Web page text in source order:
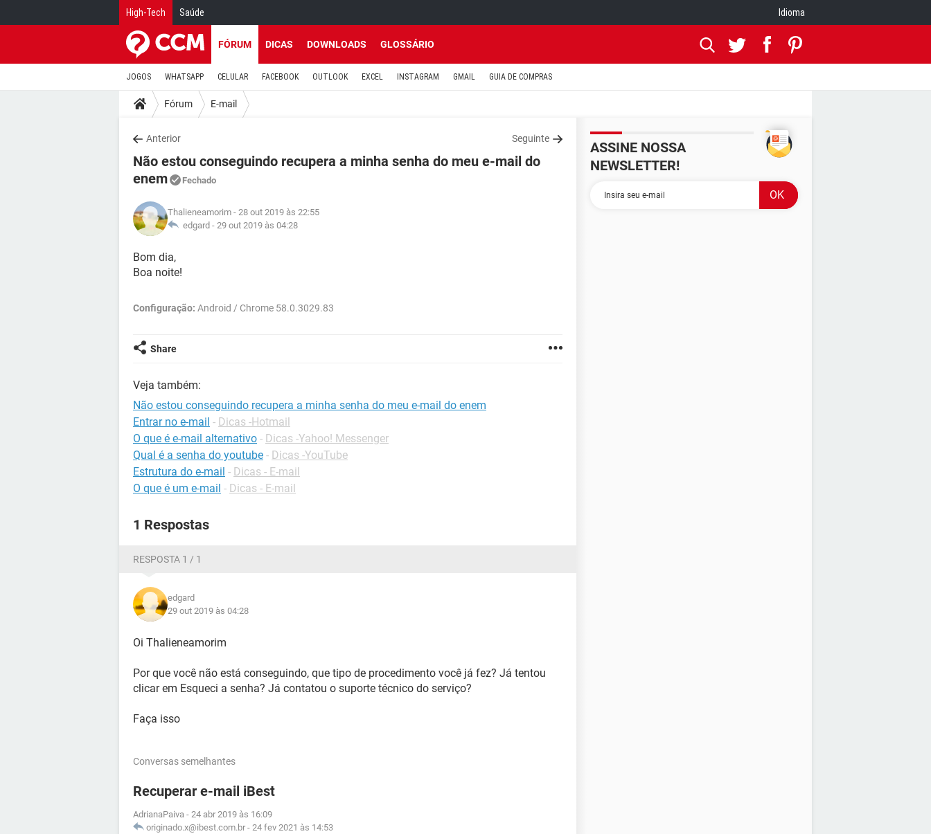
High-Tech Saúde Idioma
FÓRUM DICAS DOWNLOADS GLOSSÁRIO
JOGOS WHATSAPP CELULAR FACEBOOK OUTLOOK EXCEL INSTAGRAM GMAIL GUIA DE COMPRAS
Fórum E-mail
Anterior Seguinte
Não estou conseguindo recupera a minha senha do meu e-mail do
enem
Fechado
Thalieneamorim - 28 out 2019 às 22:55
edgard - 29 out 2019 às 04:28
Bom dia,
Boa noite!
Configuração: Android / Chrome 58.0.3029.83
Share
Veja também:
Não estou conseguindo recupera a minha senha do meu e-mail do enem
Entrar no e-mail - Dicas -Hotmail
O que é e-mail alternativo - Dicas -Yahoo! Messenger
Qual é a senha do youtube - Dicas -YouTube
Estrutura do e-mail - Dicas - E-mail
O que é um e-mail - Dicas - E-mail
1 Respostas
RESPOSTA 1 / 1
edgard
29 out 2019 às 04:28
Oi Thalieneamorim
Por que você não está conseguindo, que tipo de procedimento você já fez? Já tentou
clicar em Esqueci a senha? Já contatou o suporte técnico do serviço?
Faça isso
Conversas semelhantes
Recuperar e-mail iBest
AdrianaPaiva - 24 abr 2019 às 16:09
originado.x@ibest.com.br - 24 fev 2021 às 14:53
ASSINE NOSSA
NEWSLETTER!